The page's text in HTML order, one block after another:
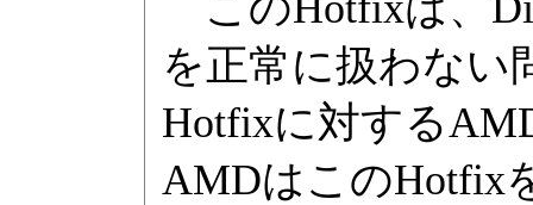
を正常に扱わない
Hotfixに対する
AMDはこのHotfix